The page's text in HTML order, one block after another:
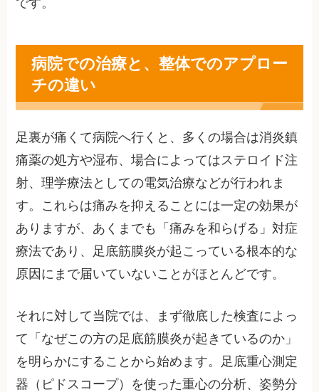
病院での治療と、整体でのアプロー
チの違い
足裏が痛くて病院へ行くと、多くの場合は消炎鎮
痛薬の処方や湿布、場合によってはステロイド注
射、理学療法としての電気治療などが行われま
す。これらは痛みを抑えることには一定の効果が
ありますが、あくまでも「痛みを和らげる」対症
療法であり、足底筋膜炎が起こっている根本的な
原因にまで届いていないことがほとんどです。
それに対して当院では、まず徹底した検査によっ
て「なぜこの方の足底筋膜炎が起きているのか」
を明らかにすることから始めます。足底重心測定
器（ピドスコープ）を使った重心の分析、姿勢分